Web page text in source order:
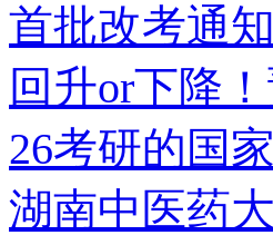
首批改考通
回升or下降
26考研的国
湖南中医药